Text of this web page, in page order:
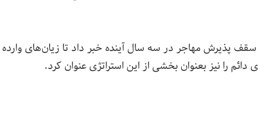
سقف پذیرش مهاجر در سه سال آینده خبر داد تا زیان‌های وارده